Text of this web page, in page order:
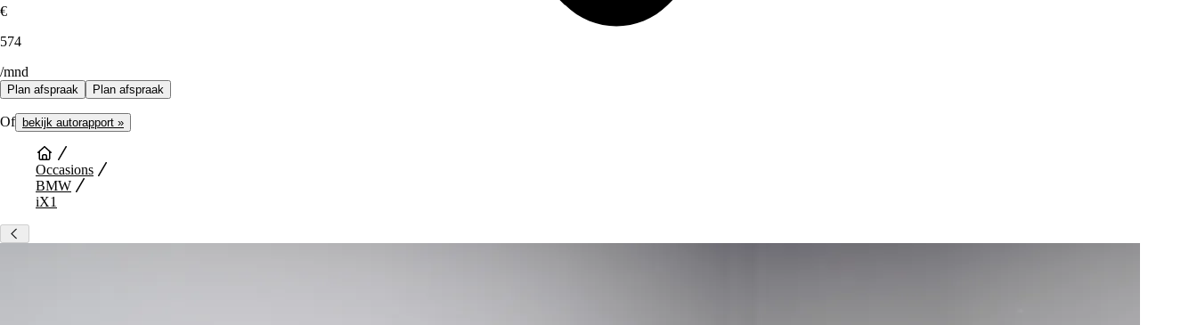
€
574
/mnd
Plan afspraak Plan afspraak
Of bekijk autorapport »
Occasions
BMW
iX1